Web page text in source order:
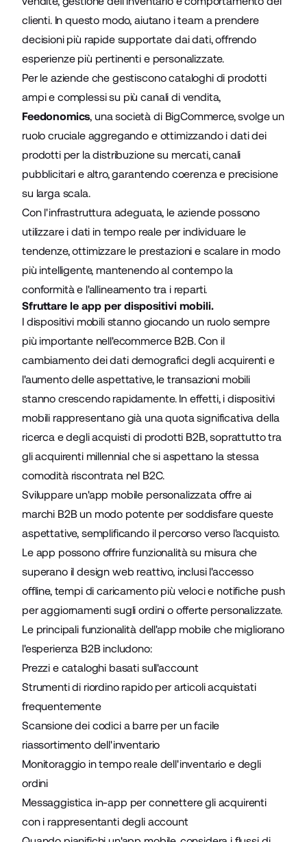
clienti. In questo modo, aiutano i team a prendere
decisioni più rapide supportate dai dati, offrendo
esperienze più pertinenti e personalizzate.
Per le aziende che gestiscono cataloghi di prodotti
ampi e complessi su più canali di vendita,
Feedonomics, una società di BigCommerce, svolge un
ruolo cruciale aggregando e ottimizzando i dati dei
prodotti per la distribuzione su mercati, canali
pubblicitari e altro, garantendo coerenza e precisione
su larga scala.
Con l'infrastruttura adeguata, le aziende possono
utilizzare i dati in tempo reale per individuare le
tendenze, ottimizzare le prestazioni e scalare in modo
più intelligente, mantenendo al contempo la
conformità e l'allineamento tra i reparti.
Sfruttare le app per dispositivi mobili.
I dispositivi mobili stanno giocando un ruolo sempre
più importante nell'ecommerce B2B. Con il
cambiamento dei dati demografici degli acquirenti e
l'aumento delle aspettative, le transazioni mobili
stanno crescendo rapidamente. In effetti, i dispositivi
mobili rappresentano già una quota significativa della
ricerca e degli acquisti di prodotti B2B, soprattutto tra
gli acquirenti millennial che si aspettano la stessa
comodità riscontrata nel B2C.
Sviluppare un'app mobile personalizzata offre ai
marchi B2B un modo potente per soddisfare queste
aspettative, semplificando il percorso verso l'acquisto.
Le app possono offrire funzionalità su misura che
superano il design web reattivo, inclusi l'accesso
offline, tempi di caricamento più veloci e notifiche push
per aggiornamenti sugli ordini o offerte personalizzate.
Le principali funzionalità dell'app mobile che migliorano
l'esperienza B2B includono:
Prezzi e cataloghi basati sull'account
Strumenti di riordino rapido per articoli acquistati
frequentemente
Scansione dei codici a barre per un facile
riassortimento dell'inventario
Monitoraggio in tempo reale dell'inventario e degli
ordini
Messaggistica in-app per connettere gli acquirenti
con i rappresentanti degli account